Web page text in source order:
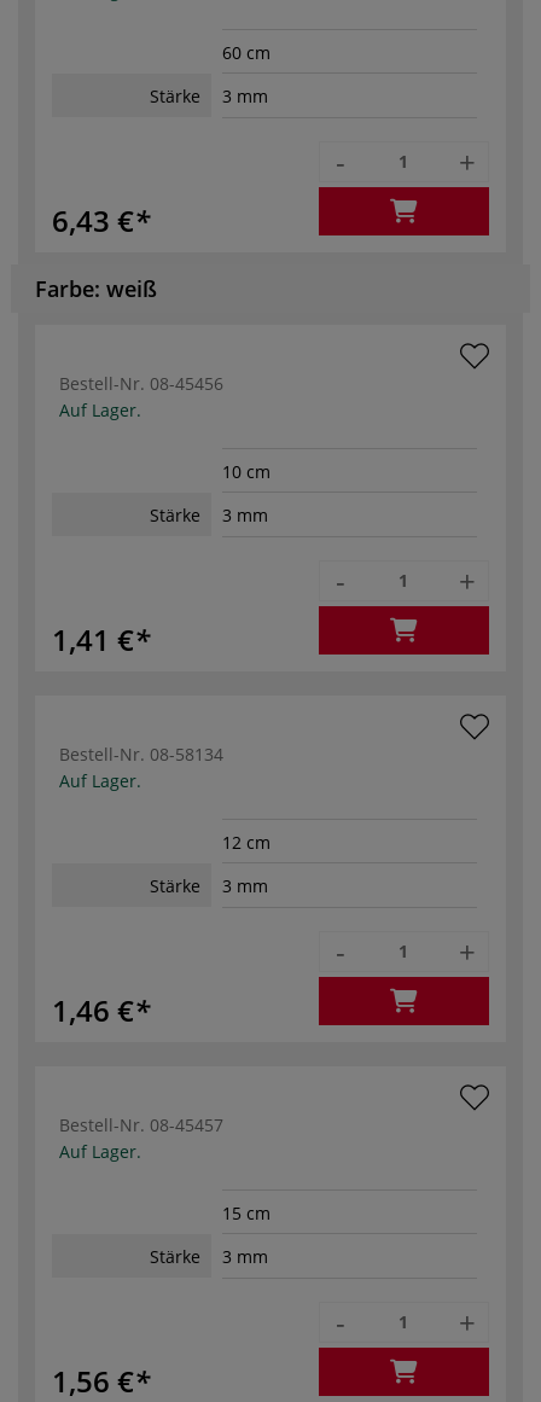
60 cm
Stärke
3 mm
6,43 €
- +
Farbe: weiß
Bestell-Nr. 08-45456
Auf Lager.
10 cm
Stärke
3 mm
1,41 €
- +
Bestell-Nr. 08-58134
Auf Lager.
12 cm
Stärke
3 mm
1,46 €
- +
Bestell-Nr. 08-45457
Auf Lager.
15 cm
Stärke
3 mm
1,56 €
- +